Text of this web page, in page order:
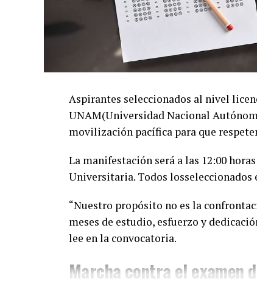
Aspirantes seleccionados al nivel
UNAM(Universidad Nacional
movilización pacífica para que
La manifestación será a las 12:00
Universitaria. Todos
“Nuestro propósito no es la
meses de estudio, esfuerzo y
lee en la convocatoria.
Marcha contra el examen